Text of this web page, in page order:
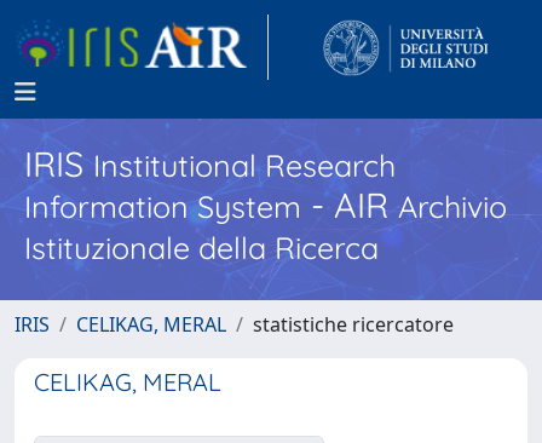
IRISInstitutional Research
Information System - AIR Archivio
Istituzionale della Ricerca
IRIS CELIKAG, MERAL statistiche ricercatore
CELIKAG, MERAL